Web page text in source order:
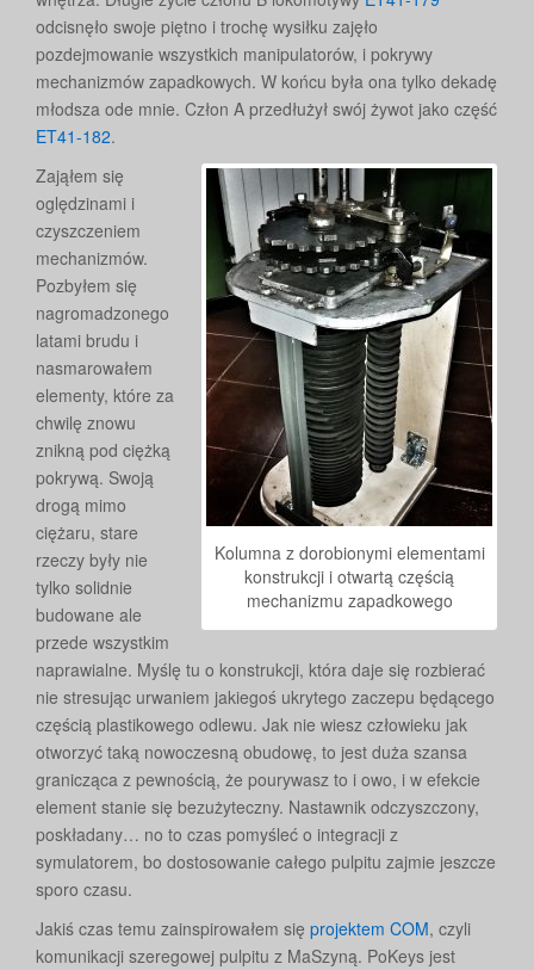
odcisnęło swoje piętno i trochę wysiłku zajęło
pozdejmowanie wszystkich manipulatorów, i pokrywy
mechanizmów zapadkowych. W końcu była ona tylko dekadę
młodsza ode mnie. Człon A przedłużył swój żywot jako część
ET41-182.
Kolumna z dorobionymi elementami
konstrukcji i otwartą częścią
mechanizmu zapadkowego
Zająłem się
oględzinami i
czyszczeniem
mechanizmów.
Pozbyłem się
nagromadzonego
latami brudu i
nasmarowałem
elementy, które za
chwilę znowu
znikną pod ciężką
pokrywą. Swoją
drogą mimo
ciężaru, stare
rzeczy były nie
tylko solidnie
budowane ale
przede wszystkim
naprawialne. Myślę tu o konstrukcji, która daje się rozbierać
nie stresując urwaniem jakiegoś ukrytego zaczepu będącego
częścią plastikowego odlewu. Jak nie wiesz człowieku jak
otworzyć taką nowoczesną obudowę, to jest duża szansa
granicząca z pewnością, że pourywasz to i owo, i w efekcie
element stanie się bezużyteczny. Nastawnik odczyszczony,
poskładany… no to czas pomyśleć o integracji z
symulatorem, bo dostosowanie całego pulpitu zajmie jeszcze
sporo czasu.
Jakiś czas temu zainspirowałem się projektem COM, czyli
komunikacji szeregowej pulpitu z MaSzyną. PoKeys jest